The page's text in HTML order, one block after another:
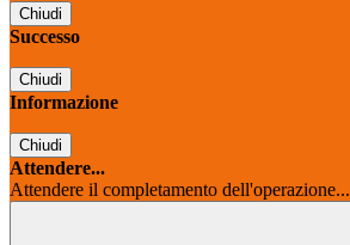
Chiudi
Successo
Chiudi
Informazione
Chiudi
Attendere...
Attendere il completamento dell'operazione...